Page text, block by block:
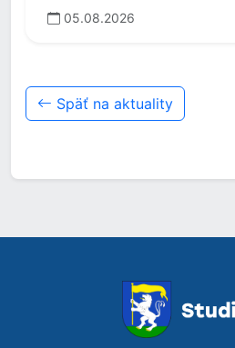
05.08.2026
Späť na aktuality